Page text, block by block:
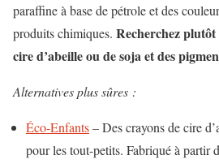
paraffine à base de pétrole et des
produits chimiques. Recherchez plutôt
cire d’abeille ou de soja et des
Alternatives plus sûres :
Éco-Enfants– Des crayons de cire
pour les tout-petits. Fabriqué à partir